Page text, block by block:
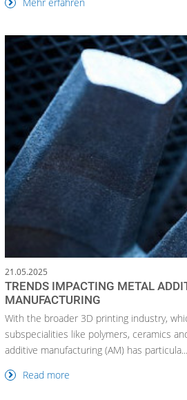
21.05.2025
TRENDS IMPACTING METAL
MANUFACTURING
With the broader 3D printing industry,
subspecialities like polymers, ceramics
additive manufacturing (AM) has particula...
Read more